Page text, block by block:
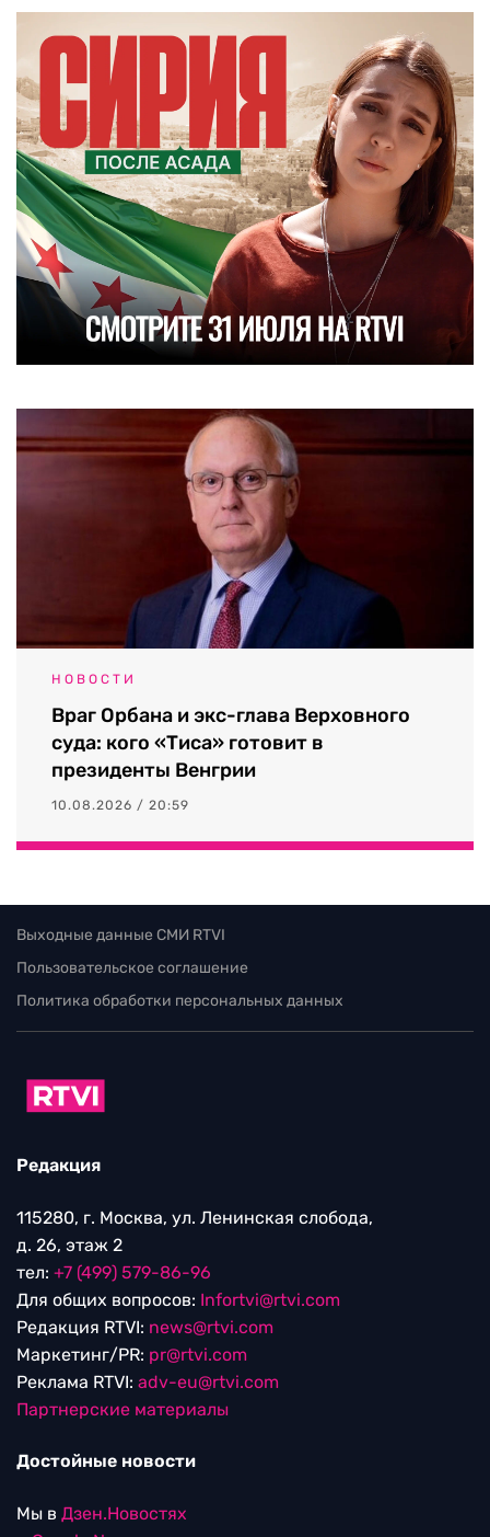
НОВОСТИ
Враг Орбана и экс-глава Верховного
суда: кого «Тиса» готовит в
президенты Венгрии
10.08.2026 / 20:59
Выходные данные СМИ RTVI
Пользовательское соглашение
Политика обработки персональных данных
Редакция
115280, г. Москва, ул. Ленинская слобода,
д. 26, этаж 2
тел: +7 (499) 579-86-96
Для общих вопросов: Infortvi@rtvi.com
Редакция RTVI: news@rtvi.com
Маркетинг/PR: pr@rtvi.com
Реклама RTVI: adv-eu@rtvi.com
Партнерские материалы
Достойные новости
Мы в Дзен.Новостях